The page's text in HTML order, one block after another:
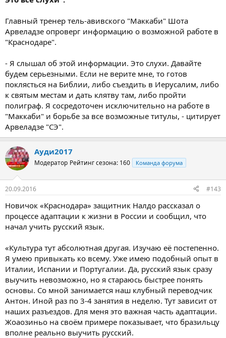
Главный тренер тель-авивского "Маккаби" Шота
Арвеладзе опроверг информацию о возможной работе в
"Краснодаре".
- Я слышал об этой информации. Это слухи. Давайте
будем серьезными. Если не верите мне, то готов
поклясться на Библии, либо съездить в Иерусалим, либо
к святым местам и дать клятву там, либо пройти
полиграф. Я сосредоточен исключительно на работе в
"Маккаби" и борьбе за все возможные титулы, - цитирует
Арвеладзе "СЭ".
Ауди2017
Модератор Рейтинг сезона: 160 Команда форума
20.09.2016 #143
Новичок «Краснодара» защитник Налдо рассказал о
процессе адаптации к жизни в России и сообщил, что
начал учить русский язык.
«Культура тут абсолютная другая. Изучаю её постепенно.
Я умею привыкать ко всему. Уже имею подобный опыт в
Италии, Испании и Португалии. Да, русский язык сразу
выучить невозможно, но я стараюсь быстрее понять
основы. Со мной занимается наш клубный переводчик
Антон. Иной раз по 3-4 занятия в неделю. Тут зависит от
наших разъездов. Для меня это важная часть адаптации.
Жоаозиньо на своём примере показывает, что бразильцу
вполне реально выучить русский.